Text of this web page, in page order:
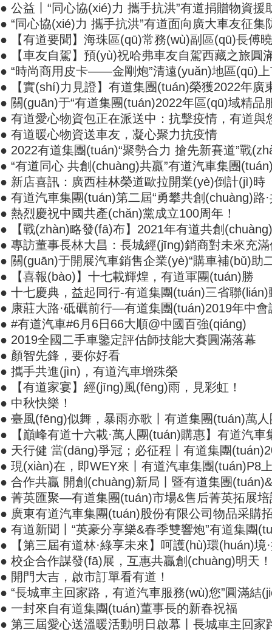
● 公益丨“同心協(xié)力 攜手抗洪”有道捐贈物資
● “同心協(xié)力 攜手抗洪”有道面向廣大車友征
● 【有道要聞】海珠區(qū)常務(wù)副區(qū)長傅
● 【車友自駕】預(yù)祝哈弗車友自駕西藏之旅圓滿成
● “時尚商用皮卡——金剛炮”清遠(yuǎn)地區(qū)
● 【實(shí)力見證】有道集團(tuán)榮獲2022年廣
● 關(guān)于“有道集團(tuán)2022年區(qū)域精品
● 有道愛心物資包正在派送中：抗擊疫情，有道與您
● 有道暖心物資送車友，凝心聚力抗疫情
● 2022有道集團(tuán)“聚勢合力 搶先新賽道”戰
● “有道同心 共創(chuàng)共贏”有道汽車集團
● 新店喜訊：廣西桂林榮道歐拉開業(yè)倒計(jì)時
● 有道汽車集團(tuán)第二屆“勇攀共創(chuàng)
● 熱烈慶祝中國共產(chǎn)黨成立100周年！
● 【戰(zhàn)略發(fā)布】2021年有道共創
● 專訪董事長林大昌：長城經(jīng)銷商對未來充
● 關(guān)于開展汽車銷售企業(yè)“購車補(bǔ)助
● 【喜報(bào)】十七載輝煌，有道軍團(tuán)勝
● 十七慶典，益起同行-有道集團(tuán)三省聯
● 康莊大路·砥礪前行—有道集團(tuán)2019年中會
● #有道汽車#6月6日66大順@中國百強(qiáng)
● 2019全國二手車鑒定評估師技能大賽圓滿落幕
● 顏智先鋒，要你好看
● 攜手共進(jìn)，有道汽車增殊榮
● 【有道家宴】經(jīng)風(fēng)雨，見彩虹！
● 中秋快樂！
● 臺風(fēng)似舞，暴雨亦歌丨有道集團(tuán)萬
● 【巔峰有道十六載·萬人團(tuán)購惠】有道汽
● 天行健 當(dāng)爭冠；必征程丨有道集團
● 現(xiàn)在，即WEY來丨有道汽車集團(tuán)P8上市
● 合作共贏 開創(chuàng)新局丨暨有道集團
● 菁英匯聚—有道集團(tuán)市場&售后菁英拓展培訓
● 廣東有道汽車集團(tuán)股份有限公司物品采購
● 有道新聞丨“英豪分享樂&春季雙響炮”有道集團
● 【第三屆有道林·綠享未來】呵護(hù)環(huán)
● 校企合作謀發(fā)展，互惠共贏創(chuàng)明天！
● 開門大吉，啟市訂單看有道！
● “長城車主回家路，有道汽車服務(wù)您”圓滿結
● 一封來自有道集團(tuán)董事長的新春祝福
● 第三屆愛心送溫暖活動明日啟幕丨長城車主回家